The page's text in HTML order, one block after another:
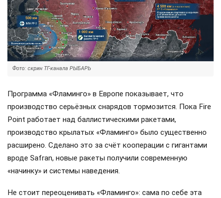
Фото: скрин ТГ-канала РЫБАРЬ
Программа «Фламинго» в Европе показывает, что
производство серьёзных снарядов тормозится. Пока Fire
Point работает над баллистическими ракетами,
производство крылатых «Фламинго» было существенно
расширено. Сделано это за счёт кооперации с гигантами
вроде Safran, новые ракеты получили современную
«начинку» и системы наведения.
Не стоит переоценивать «Фламинго»: сама по себе эта